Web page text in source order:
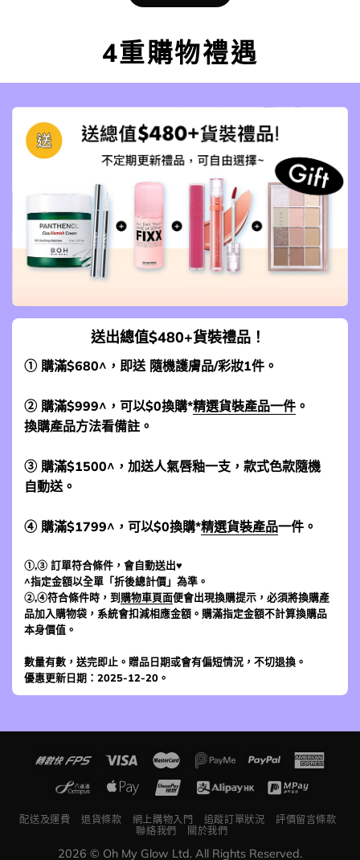
4重購物禮遇
送出總值$480+貨裝禮品！
① 購滿$680^，即送 隨機護膚品/彩妝1件。
② 購滿$999^，可以$0換購*精選貨裝產品一件 。
換購產品方法看備註。
③ 購滿$1500^，加送人氣唇釉一支，款式色款隨機
自動送。
④ 購滿$1799^，可以$0換購*精選貨裝產品一件。
①,③ 訂單符合條件，會自動送出♥
^指定金額以全單「折後總計價」為準。
②,④符合條件時，到 購物車頁面便會出現換購提示，必須將換購產
品加入購物袋，系統會扣減相應金額。購滿指定金額不計算換購品
本身價值。
數量有數，送完即止。贈品日期或會有偏短情況，不切退換。
優惠更新日期：2025-12-20。
配送及運費 退貨條款 網上購物入門 追蹤訂單狀況
評價留言條款
聯絡我們
關於我們
2026 © Oh My Glow Ltd. All Rights Reserved.